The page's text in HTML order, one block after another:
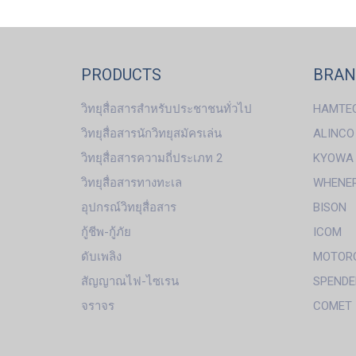
PRODUCTS
วิทยุสื่อสารสำหรับประชาชนทั่วไป
วิทยุสื่อสารนักวิทยุสมัครเล่น
วิทยุสื่อสารความถี่ประเภท 2
วิทยุสื่อสารทางทะเล
อุปกรณ์วิทยุสื่อสาร
กู้ชีพ-กู้ภัย
ดับเพลิง
สัญญาณไฟ-ไซเรน
จราจร
ALINCO
KYOWA
BISON
ICOM
COMET